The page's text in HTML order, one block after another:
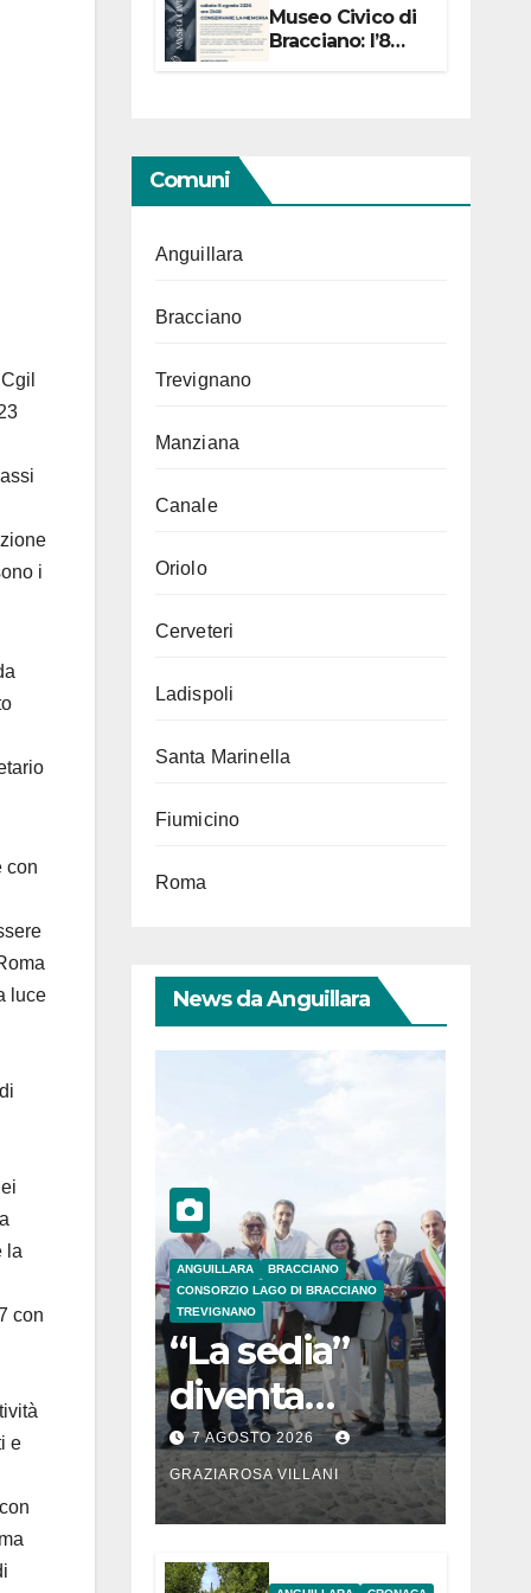
i
con
luce
la
con
e
Museo Civico di
Bracciano: l’8
Comuni
Anguillara
Bracciano
Trevignano
Manziana
Canale
Oriolo
Cerveteri
Ladispoli
Santa Marinella
Fiumicino
Roma
News da Anguillara
ANGUILLARA
BRACCIANO
CONSORZIO LAGO DI BRACCIANO
TREVIGNANO
“La sedia”
diventa
Belvedere sul
lago di
Bracciano: ieri
l’inaugurazion
7 AGOSTO 2026
GRAZIAROSA VILLANI